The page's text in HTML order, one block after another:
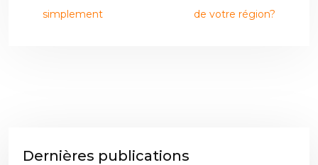
simplement
de votre région?
Dernières publications